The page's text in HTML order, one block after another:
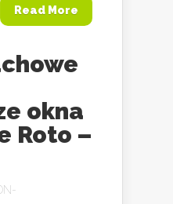
Read More
okna
Roto –